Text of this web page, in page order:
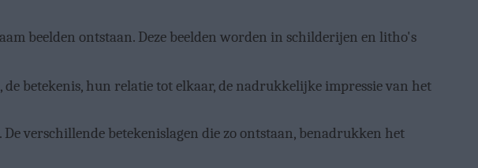
beelden ontstaan. Deze beelden worden in schilderijen en litho's
betekenis, hun relatie tot elkaar, de nadrukkelijke impressie van het
verschillende betekenislagen die zo ontstaan, benadrukken het